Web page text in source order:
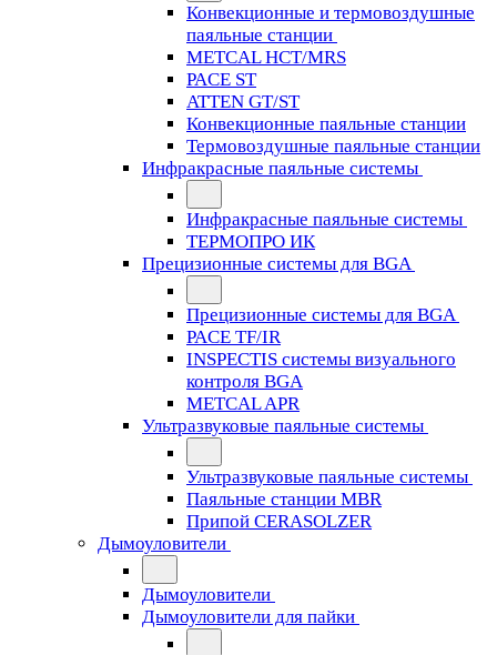
Конвекционные и термовоздушные
паяльные станции
METCAL HCT/MRS
PACE ST
ATTEN GT/ST
Конвекционные паяльные станции
Термовоздушные паяльные станции
Инфракрасные паяльные системы
Инфракрасные паяльные системы
ТЕРМОПРО ИК
Прецизионные системы для BGA
Прецизионные системы для BGA
PACE TF/IR
INSPECTIS системы визуального
контроля BGA
METCAL APR
Ультразвуковые паяльные системы
Ультразвуковые паяльные системы
Паяльные станции MBR
Припой CERASOLZER
Дымоуловители
Дымоуловители
Дымоуловители для пайки